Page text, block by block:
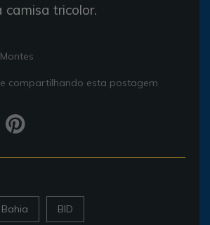
camisa tricolor.
compartilhando esta postagem
BID